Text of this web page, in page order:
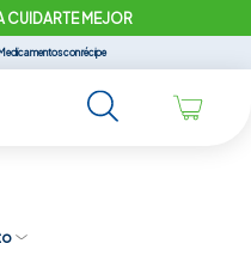
CUIDARTE MEJOR
Medicamentos con récipe